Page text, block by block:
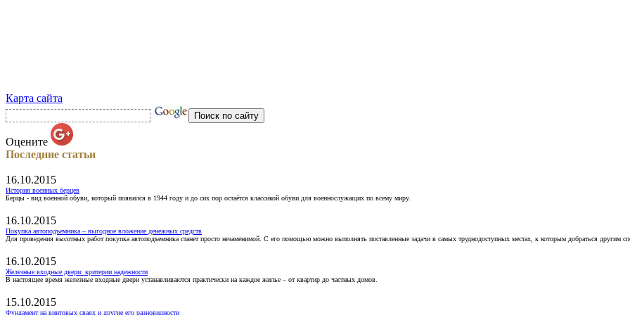
Карта сайта
Оцените
Последние статьи
16.10.2015
История военных берцев
Берцы - вид военной обуви, который появился в 1944 году и до сих пор остаётся классикой обуви для военнослужащих по всему миру.
16.10.2015
Покупка автоподъемника – выгодное вложение денежных средств
Для проведения высотных работ покупка автоподъемника станет просто незаменимой. С его помощью можно выполнять поставленные задачи в самых труднодоступных местах, к которым добраться другим
16.10.2015
Железные входные двери: критерии надежности
В настоящее время железные входные двери устанавливаются практически на каждое жилье – от квартир до частных домов.
15.10.2015
Фундамент на винтовых сваях и другие его разновидности